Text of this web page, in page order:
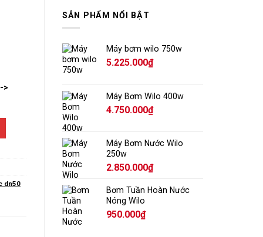
SẢN PHẨM NỔI BẬT
Máy bơm wilo 750w
5.225.000₫
Máy Bơm Wilo 400w
4.750.000₫
Máy Bơm Nước Wilo
250w
2.850.000₫
Bơm Tuần Hoàn Nước
Nóng Wilo
950.000₫
>
dn50